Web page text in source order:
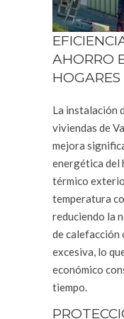
AHORRO
HOGARES
La instalación
viviendas de
mejora
energética del
térmico
temperatura
reduciendo la
de calefacción
excesiva, lo
económico
tiempo.